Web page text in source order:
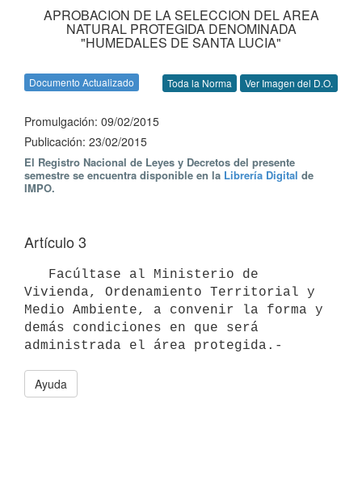
APROBACION DE LA SELECCION DEL AREA
NATURAL PROTEGIDA DENOMINADA
"HUMEDALES DE SANTA LUCIA"
Documento Actualizado Toda la Norma Ver Imagen del D.O.
Promulgación: 09/02/2015
Publicación: 23/02/2015
El Registro Nacional de Leyes y Decretos del presente
semestre se encuentra disponible en la Librería Digital de
IMPO.
Artículo 3
Vivienda, Ordenamiento Territorial y
Medio Ambiente, a convenir la forma y
demás condiciones en que será
Ayuda